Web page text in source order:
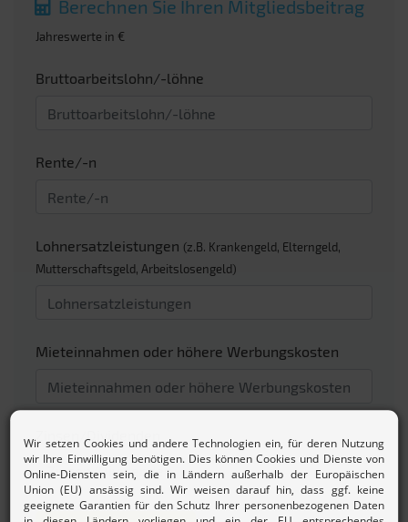
Berechnen Sie Ihren Mitgliedsbeitrag
Jahreswerte in €
Bruttoarbeitslohn/-löhne
Rente/-n
Lohnersatzleistungen (z.B. Krankengeld, Elterngeld,
Mutterschaftsgeld, Arbeitslosengeld)
Mieteinnahmen oder höhere Werbungskosten
Zinsen/Dividenden